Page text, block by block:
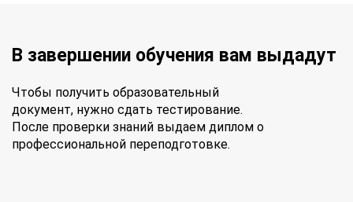
В завершении обучения вам выдадут
Чтобы получить образовательный
документ, нужно сдать тестирование.
После проверки знаний выдаем диплом о
профессиональной переподготовке.